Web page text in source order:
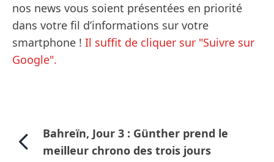
nos news vous soient présentées en priorité
dans votre fil d’informations sur votre
smartphone ! Il suffit de cliquer sur "Suivre sur
Google".
Bahreïn, Jour 3 : Günther prend le
meilleur chrono des trois jours